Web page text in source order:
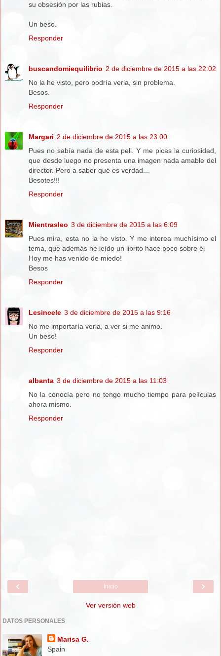
su obsesión por las rubias.
Un beso.
Responder
buscandomiequilibrio 2 de diciembre de 2015 a las 22:02
No la he visto, pero podría verla, sin problema.
Besos.
Responder
Margari 2 de diciembre de 2015 a las 23:00
Pues no sabía nada de esta peli. Y me picas la curiosidad,
que desde luego no presenta una imagen nada amable del
director. Pero a saber qué es verdad...
Besotes!!!
Responder
Mientrasleo 3 de diciembre de 2015 a las 6:09
Pues mira, esta no la he visto. Y me interea muchísimo el
tema, que además he leído un librito hace poco sobre él
Hoy me has venido de miedo!
Besos
Responder
Lesincele 3 de diciembre de 2015 a las 9:16
No me importaría verla, a ver si me animo.
Un beso!
Responder
albanta 3 de diciembre de 2015 a las 11:03
No la conocía pero no tengo mucho tiempo para películas
ahora mismo.
Responder
‹ ›
Inicio
Ver versión web
DATOS PERSONALES
Marisa G.
Spain